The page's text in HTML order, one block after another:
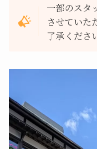
一部のスタ
させていた
了承くださ